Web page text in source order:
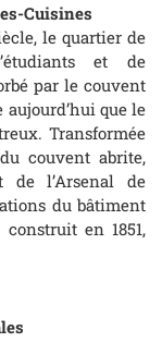
Cuisines
le quartier de
et de
par le couvent
que le
Transformée
couvent abrite,
de l’Arsenal de
du bâtiment
en 1851,